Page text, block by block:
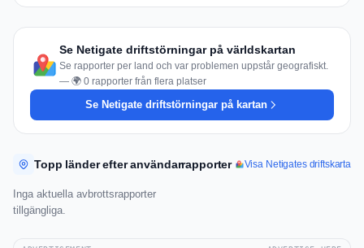
Se Netigate driftstörningar på världskartan
Se rapporter per land och var problemen uppstår geografiskt.
— 🌍 0 rapporter från flera platser
Se Netigate driftstörningar på kartan
Topp länder efter användarrapporter Visa Netigates driftskarta
Inga aktuella avbrottsrapporter
tillgängliga.